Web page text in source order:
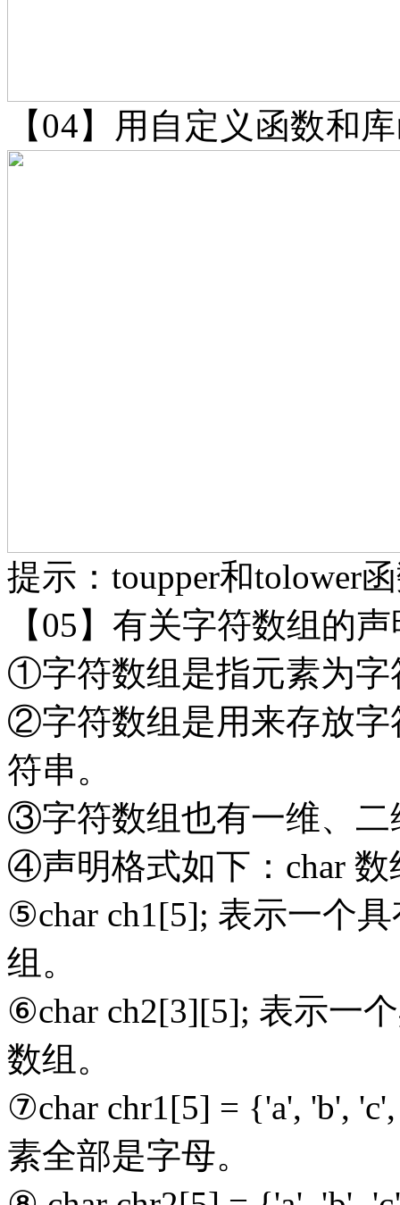
【04】用自定义函数和
提示： toupper和tolower
【05】有关字符数组的
①字符数组是指元素为字
②字符数组是用来存放字
符串。
③字符数组也有一维、二
④声明格式如下：char
⑤char ch1[5]; 表示一个
组。
⑥char ch2[3][5]; 表示一
数组。
⑦char chr1[5] = {'a', 'b',
素全部是字母。